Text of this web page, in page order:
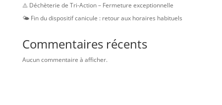
⚠️ Déchèterie de Tri-Action – Fermeture exceptionnelle
🌤️ Fin du dispositif canicule : retour aux horaires habituels
Commentaires récents
Aucun commentaire à afficher.